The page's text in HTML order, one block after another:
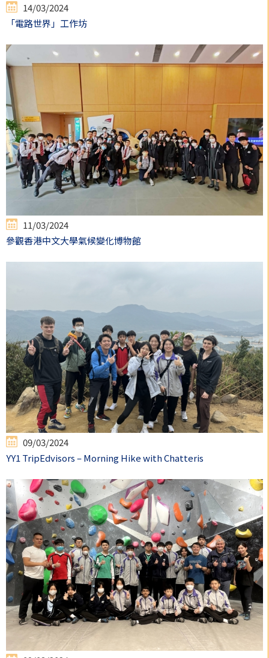
14/03/2024
「電路世界」工作坊
11/03/2024
參觀香港中文大學氣候變化博物館
09/03/2024
YY1 TripEdvisors – Morning Hike with Chatteris